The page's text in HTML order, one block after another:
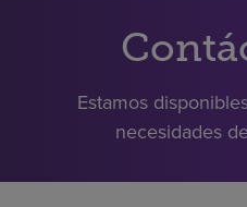
Pagar mi factura
Estamos
necesidades